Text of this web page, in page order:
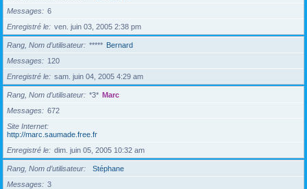
Messages
6
Enregistré le
ven. juin 03, 2005 2:38 pm
Rang, Nom d’utilisateur ***** Bernard
Messages
120
Enregistré le
sam. juin 04, 2005 4:29 am
Rang, Nom d’utilisateur *3* Marc
Messages
672
Site Internet
http://marc.saumade.free.fr
Enregistré le
dim. juin 05, 2005 10:32 am
Rang, Nom d’utilisateur
Stéphane
Messages
3